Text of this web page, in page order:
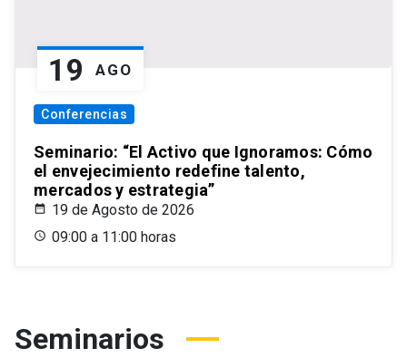
19 AGO
Conferencias
Seminario: “El Activo que Ignoramos: Cómo
el envejecimiento redefine talento,
mercados y estrategia”
19 de Agosto de 2026
09:00 a 11:00 horas
Seminarios